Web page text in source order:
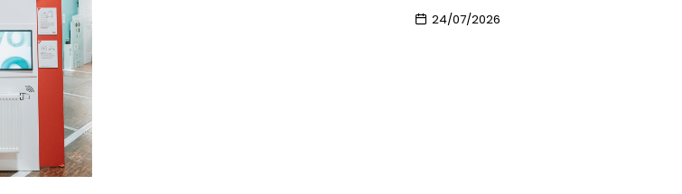
24/07/2026